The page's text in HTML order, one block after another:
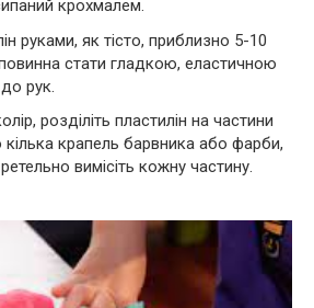
крохмалем.
руками, як тісто, приблизно 5-10
стати гладкою, еластичною
рук.
розділіть пластилін на частини
крапель барвника або фарби,
вимісіть кожну частину.